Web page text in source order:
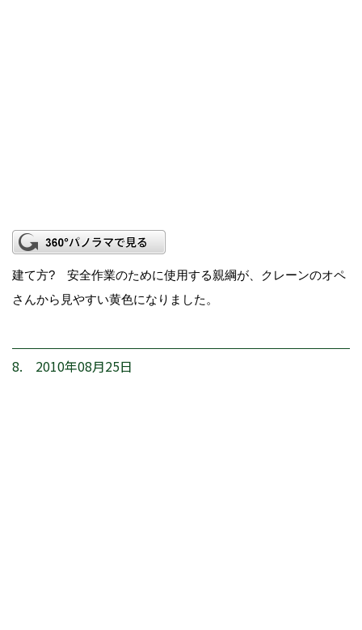
建て方? 安全作業のために使用する親綱が、クレーンのオペ
さんから見やすい黄色になりました。
8. 2010年08月25日